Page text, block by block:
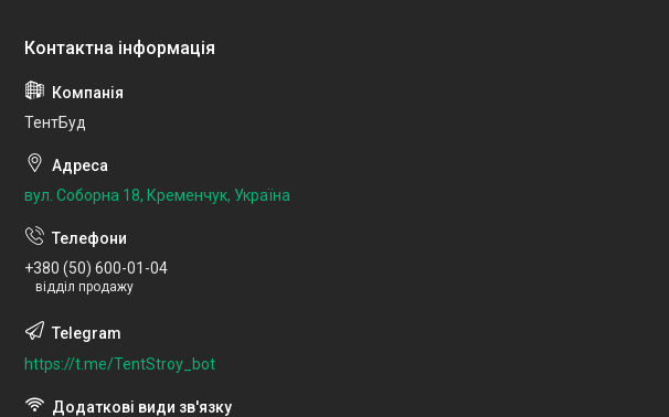
ТентБуд
вул. Соборна 18, Кременчук, Україна
+380 (50) 600-01-04
відділ продажу
https://t.me/TentStroy_bot